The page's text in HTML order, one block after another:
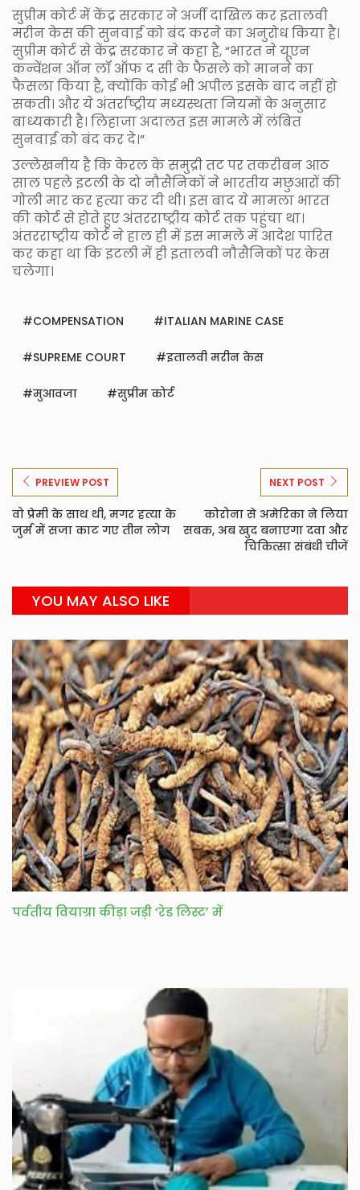
सुप्रीम कोर्ट में केंद्र सरकार ने अर्जी दाखिल कर इतालवी
मरीन केस की सुनवाई को बंद करने का अनुरोध किया है।
सुप्रीम कोर्ट से केंद्र सरकार ने कहा है, “भारत ने यूएन
कन्वेंशन ऑन लॉ ऑफ द सी के फैसले को मानने का
फैसला किया है, क्योंकि कोई भी अपील इसके बाद नहीं हो
सकती। और ये अंतर्राष्ट्रीय मध्यस्थता नियमों के अनुसार
बाध्यकारी है। लिहाजा अदालत इस मामले में लंबित
सुनवाई को बंद कर दे।”
उल्लेखनीय है कि केरल के समुद्री तट पर तकरीबन आठ
साल पहले इटली के दो नौसैनिकों ने भारतीय मछुआरों की
गोली मार कर हत्या कर दी थी। इस बाद ये मामला भारत
की कोर्ट से होते हुए अंतरराष्ट्रीय कोर्ट तक पहुंचा था।
अंतरराष्ट्रीय कोर्ट ने हाल ही में इस मामले में आदेश पारित
कर कहा था कि इटली में ही इतालवी नौसैनिकों पर केस
चलेगा।
COMPENSATION ITALIAN MARINE CASE
SUPREME COURT इतालवी मरीन केस
मुआवजा सुप्रीम कोर्ट
PREVIEW POST
वो प्रेमी के साथ थी, मगर हत्या के
जुर्म में सजा काट गए तीन लोग
NEXT POST
कोरोना से अमेरिका ने लिया
सबक, अब खुद बनाएगा दवा और
चिकित्सा संबंधी चीजें
YOU MAY ALSO LIKE
पर्वतीय वियाग्रा कीड़ा जड़ी ‘रेड लिस्ट’ में